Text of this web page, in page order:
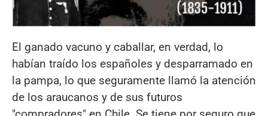
El ganado vacuno y caballar, en verdad, lo
habían traído los españoles y desparramado en
la pampa, lo que seguramente llamó la atención
de los araucanos y de sus futuros